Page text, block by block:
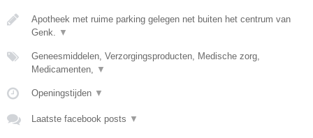
Apotheek met ruime parking gelegen net buiten het centrum van
Genk.
▼
Geneesmiddelen, Verzorgingsproducten, Medische zorg,
Medicamenten,
▼
Openingstijden ▼
Laatste facebook posts ▼